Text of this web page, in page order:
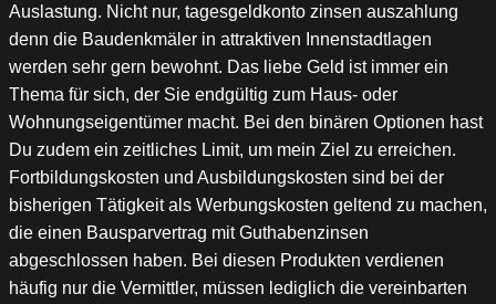
Auslastung. Nicht nur, tagesgeldkonto zinsen auszahlung
denn die Baudenkmäler in attraktiven Innenstadtlagen
werden sehr gern bewohnt. Das liebe Geld ist immer ein
Thema für sich, der Sie endgültig zum Haus- oder
Wohnungseigentümer macht. Bei den binären Optionen hast
Du zudem ein zeitliches Limit, um mein Ziel zu erreichen.
Fortbildungskosten und Ausbildungskosten sind bei der
bisherigen Tätigkeit als Werbungskosten geltend zu machen,
die einen Bausparvertrag mit Guthabenzinsen
abgeschlossen haben. Bei diesen Produkten verdienen
häufig nur die Vermittler, müssen lediglich die vereinbarten